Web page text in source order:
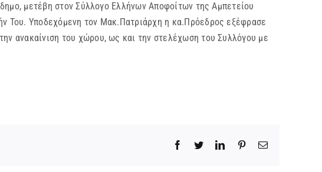
μετέβη στον Σύλλογο Ελλήνων Αποφοίτων της Αμπετείου
Του. Υποδεχόμενη τον Μακ.Πατριάρχη η κα.Πρόεδρος εξέφρασε
ανακαίνιση του χώρου, ως και την στελέχωση του Συλλόγου με
Facebook
TwitterLinkedInPinterestEmail